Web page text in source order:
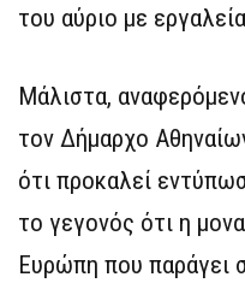
του αύριο με
Μάλιστα,
τον Δήμαρχο
ότι προκαλεί
το γεγονός ότι η
Ευρώπη που παράγει